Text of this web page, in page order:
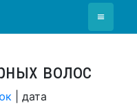
≡
волос
дата